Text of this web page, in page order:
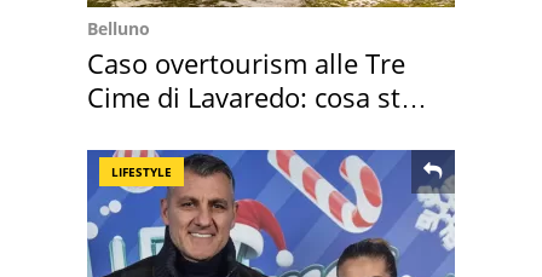
Belluno
Caso overtourism alle Tre
Cime di Lavaredo: cosa sta
LIFESTYLE